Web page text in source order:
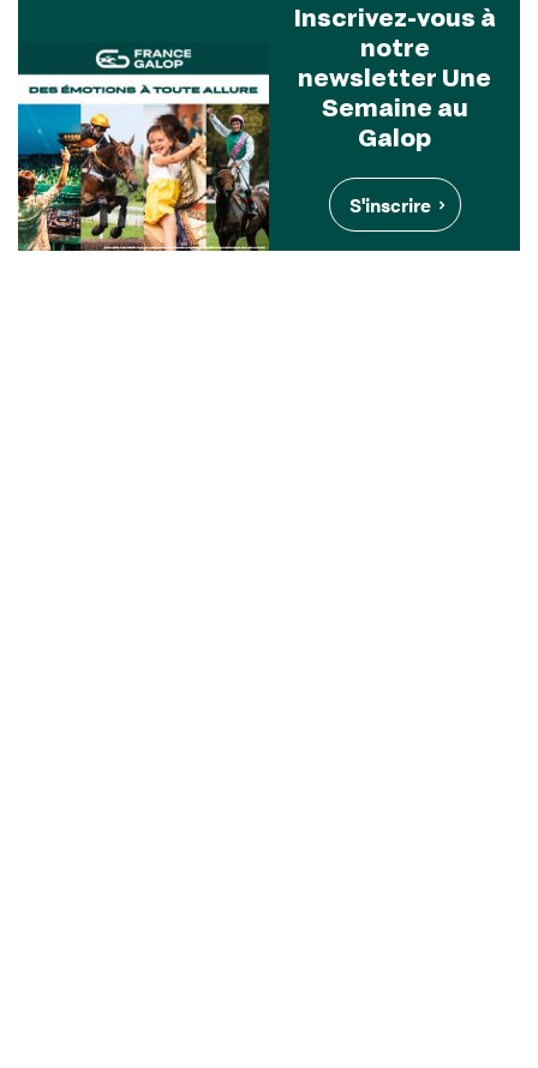
Inscrivez-vous à
notre
newsletter Une
Semaine au
Galop
S'inscrire